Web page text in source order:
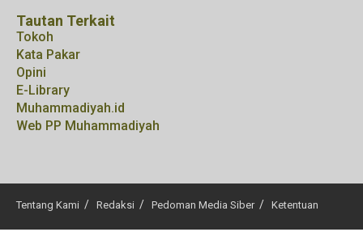
Tautan Terkait
Tokoh
Kata Pakar
Opini
E-Library
Muhammadiyah.id
Web PP Muhammadiyah
Tentang Kami Redaksi Pedoman Media Siber Ketentuan